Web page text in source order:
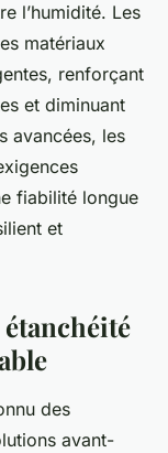
l’humidité. Les
matériaux
renforçant
et diminuant
avancées, les
fiabilité longue
et
des
avant-